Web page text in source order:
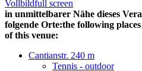
Vollbildfull screen
in unmittelbarer Nähe dieses
folgende Orte:the following
of this venue:
Cantianstr. 240 m
Tennis - outdoor